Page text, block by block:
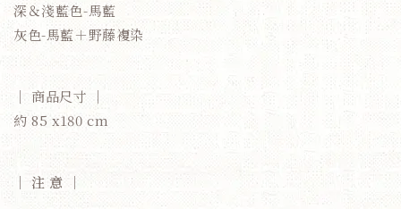
深＆淺藍色-馬藍
灰色-馬藍＋野藤複染
｜ 商品尺寸 ｜
約 85 x180 cm
｜ 注 意 ｜